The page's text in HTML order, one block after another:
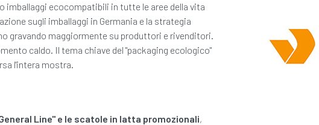
imballaggi ecocompatibili in tutte le aree della vita
sugli imballaggi in Germania e la strategia
gravando maggiormente su produttori e rivenditori.
caldo. Il tema chiave del "packaging ecologico"
l'intera mostra.
Line" e le scatole in latta promozionali,